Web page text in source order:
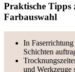
Praktische
Farbauswahl
In
Schichten
und Werkzeuge